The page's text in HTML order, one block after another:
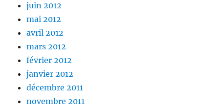
juin 2012
mai 2012
avril 2012
mars 2012
février 2012
janvier 2012
décembre 2011
novembre 2011